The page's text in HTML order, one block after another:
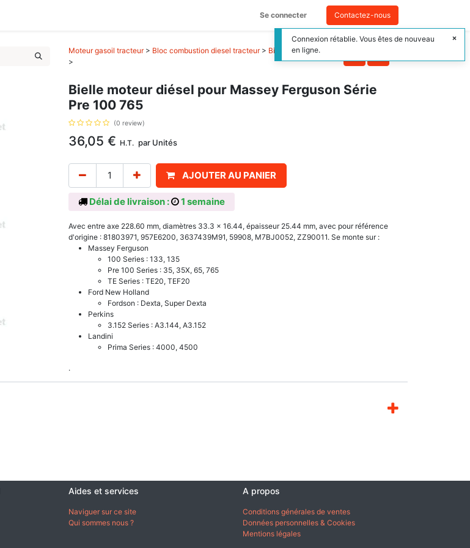
Se connecter Contactez-nous
Moteur gasoil tracteur> Bloc combustion diesel tracteur> Bielle moteur tracteur
>
Bielle moteur diésel pour Massey Ferguson Série
Pre 100 765
(0 review)
36,05 € H.T. par Unités
AJOUTER AU PANIER
Délai de livraison : 1 semaine
Avec entre axe 228.60 mm, diamètres 33.3 x 16.44, épaisseur 25.44 mm, avec pour référence
d'origine : 81803971, 957E6200, 3637439M91, 59908, M7BJ0052, ZZ90011. Se monte sur :
Massey Ferguson
100 Series : 133, 135
Pre 100 Series : 35, 35X, 65, 765
TE Series : TE20, TEF20
Ford New Holland
Fordson : Dexta, Super Dexta
Perkins
3.152 Series : A3.144, A3.152
Landini
Prima Series : 4000, 4500
.
Aides et services
Naviguer sur ce site
Qui sommes nous ?
A propos
Conditions générales de ventes
Données personnelles & Cookies
Mentions légales
Connexion rétablie. Vous êtes de nouveau
en ligne.